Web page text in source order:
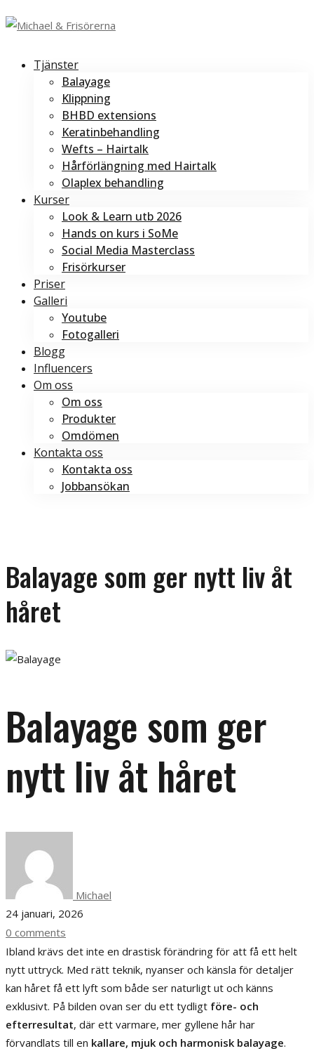
Tjänster
Balayage
Klippning
BHBD extensions
Keratinbehandling
Wefts – Hairtalk
Hårförlängning med Hairtalk
Olaplex behandling
Kurser
Look & Learn utb 2026
Hands on kurs i SoMe
Social Media Masterclass
Frisörkurser
Priser
Galleri
Youtube
Fotogalleri
Blogg
Influencers
Om oss
Om oss
Produkter
Omdömen
Kontakta oss
Kontakta oss
Jobbansökan
Balayage som ger nytt liv åt
håret
Balayage som ger
nytt liv åt håret
Michael
24 januari, 2026
0 comments
Ibland krävs det inte en drastisk förändring för att få ett helt
nytt uttryck. Med rätt teknik, nyanser och känsla för detaljer
kan håret få ett lyft som både ser naturligt ut och känns
exklusivt. På bilden ovan ser du ett tydligt före- och
efterresultat, där ett varmare, mer gyllene hår har
förvandlats till en kallare, mjuk och harmonisk balayage.